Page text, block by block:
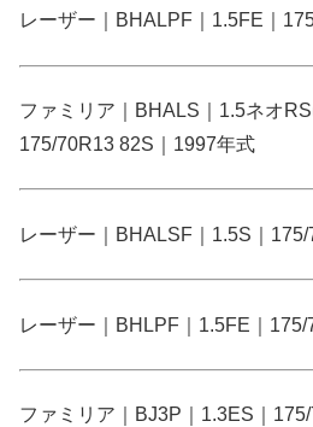
レーザー｜BHALPF｜1.5FE｜
ファミリア｜BHALS｜1.5ネオ
175/70R13 82S｜1997年式
レーザー｜BHALSF｜1.5S｜
レーザー｜BHLPF｜1.5FE｜
ファミリア｜BJ3P｜1.3ES｜